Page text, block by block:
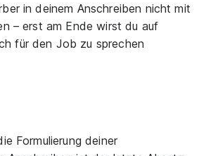
in deinem Anschreiben nicht mit
– erst am Ende wirst du auf
für den Job zu sprechen
Formulierung deiner